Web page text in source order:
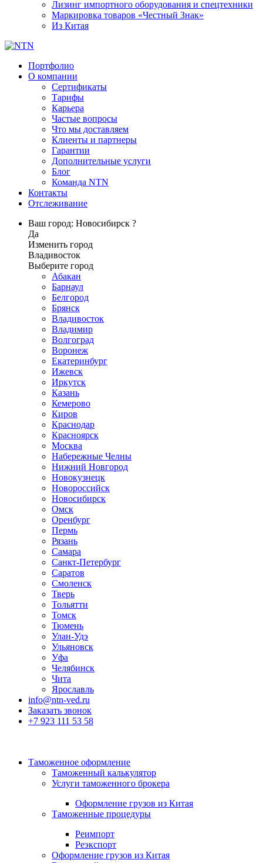
Лизинг импортного оборудования и спецтехники
Маркировка товаров «Честный Знак»
Из Китая
Портфолио
О компании
Сертификаты
Тарифы
Карьера
Частые вопросы
Что мы доставляем
Клиенты и партнеры
Гарантии
Дополнительные услуги
Блог
Команда NTN
Контакты
Отслеживание
Ваш город: Новосибирск ?
Да
Изменить город
Владивосток
Выберите город
Абакан
Барнаул
Белгород
Брянск
Владивосток
Владимир
Волгоград
Воронеж
Екатеринбург
Ижевск
Иркутск
Казань
Кемерово
Киров
Краснодар
Красноярск
Москва
Набережные Челны
Нижний Новгород
Новокузнецк
Новороссийск
Новосибирск
Омск
Оренбург
Пермь
Рязань
Самара
Санкт-Петербург
Саратов
Смоленск
Тверь
Тольятти
Томск
Тюмень
Улан-Удэ
Ульяновск
Уфа
Челябинск
Чита
Ярославль
info@ntn-ved.ru
Заказать звонок
+7 923 111 53 58
Таможенное оформление
Таможенный калькулятор
Услуги таможенного брокера
Оформление грузов из Китая
Таможенные процедуры
Реимпорт
Реэкспорт
Оформление грузов из Китая